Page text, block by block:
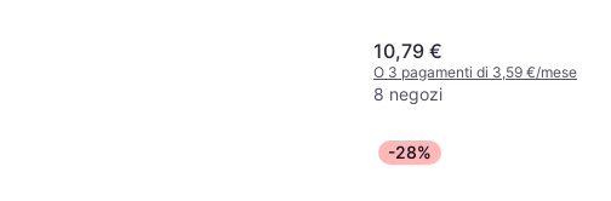
10,79 €
O 3 pagamenti di 3,59 €/mese
8 negozi
-28%